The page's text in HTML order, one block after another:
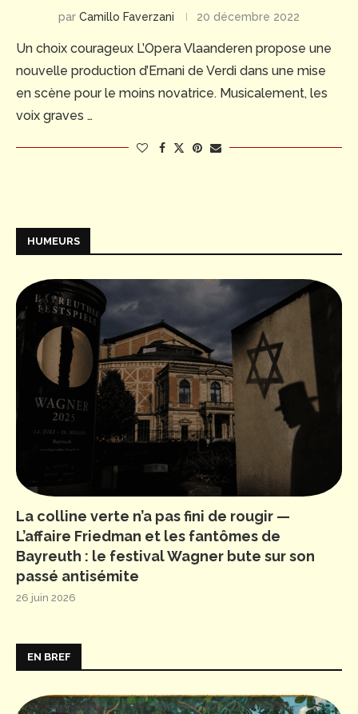
par Camillo Faverzani 20 décembre 2022
Un choix courageux L’Opera Vlaanderen propose une
nouvelle production d’Ernani de Verdi dans une mise
en scène pour le moins novatrice. Musicalement, les
voix graves …
HUMEURS
La colline verte n’a pas fini de rougir —
L’affaire Friedman et les fantômes de
Bayreuth : le festival Wagner bute sur son
passé antisémite
26 juin 2026
EN BREF